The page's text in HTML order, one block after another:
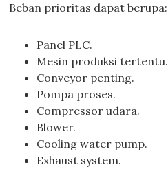
Beban prioritas dapat berupa:
Panel PLC.
Mesin produksi tertentu.
Conveyor penting.
Pompa proses.
Compressor udara.
Blower.
Cooling water pump.
Exhaust system.